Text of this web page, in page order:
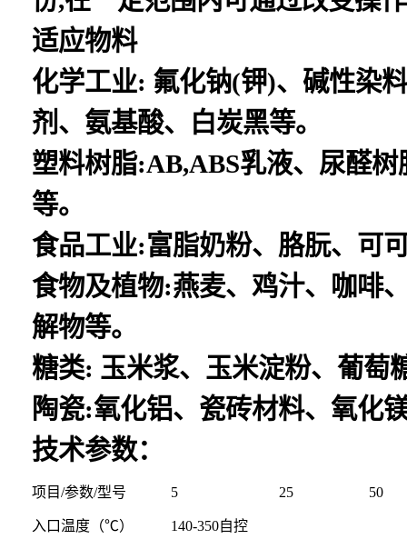
适应物料
化学工业: 氟化钠(钾)、碱性染
剂、氨基酸、白炭黑等。
塑料树脂:AB,ABS乳液、尿醛
等。
食品工业:富脂奶粉、胳朊、可
食物及植物:燕麦、鸡汁、咖啡
解物等。
糖类: 玉米浆、玉米淀粉、葡萄
陶瓷:氧化铝、瓷砖材料、氧化
技术参数：
项目/参数/型号 5 25 50
入口温度（℃）
140-350自控